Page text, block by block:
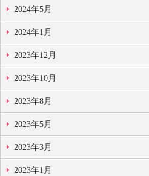
2024年5月
2024年1月
2023年12月
2023年10月
2023年8月
2023年5月
2023年3月
2023年1月